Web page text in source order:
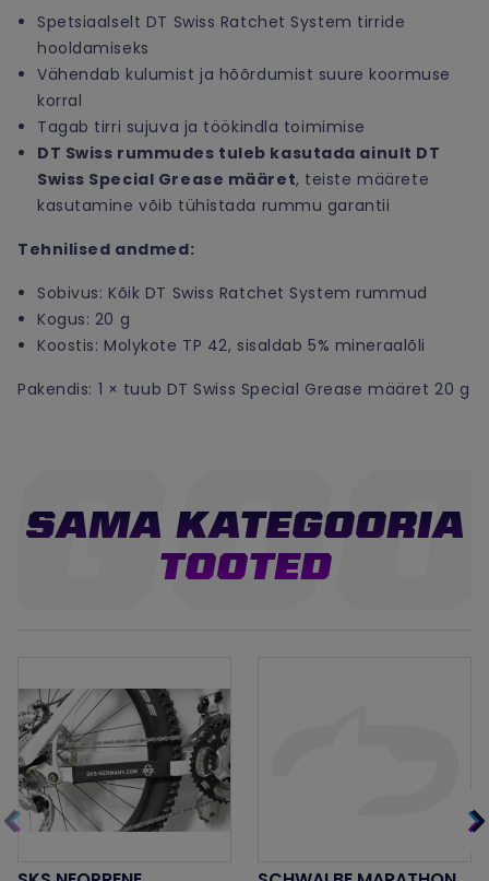
Spetsiaalselt DT Swiss Ratchet System tirride
hooldamiseks
Vähendab kulumist ja hõõrdumist suure koormuse
korral
Tagab tirri sujuva ja töökindla toimimise
DT Swiss rummudes tuleb kasutada ainult DT
Swiss Special Grease määret, teiste määrete
kasutamine võib tühistada rummu garantii
Tehnilised andmed:
Sobivus: Kõik DT Swiss Ratchet System rummud
Kogus: 20 g
Koostis: Molykote TP 42, sisaldab 5% mineraalõli
Pakendis: 1 × tuub DT Swiss Special Grease määret 20 g
SAMA KATEGOORIA
TOOTED